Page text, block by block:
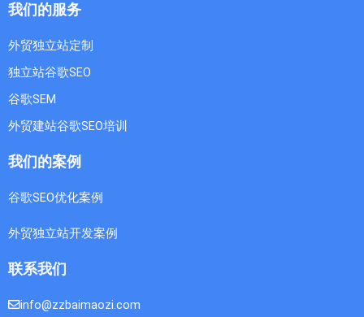
我们的服务
外贸独立站定制
独立站谷歌SEO
谷歌SEM
外贸建站谷歌SEO培训
我们的案例
谷歌SEO优化案例
外贸独立站开发案例
联系我们
info@zzbaimaozi.com